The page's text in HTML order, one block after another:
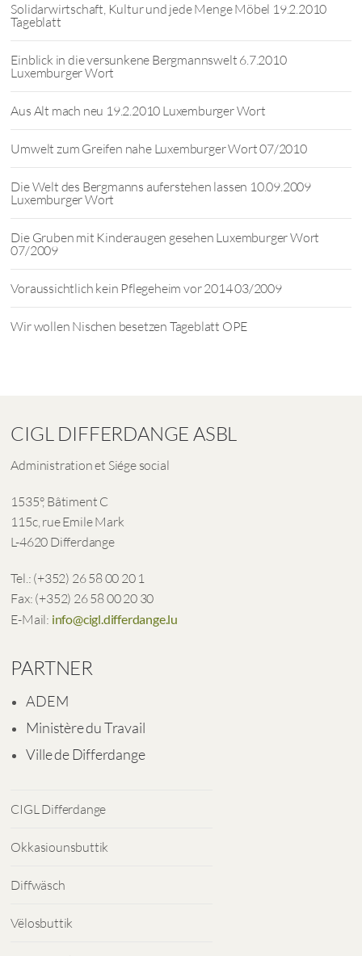
Solidarwirtschaft, Kultur und jede Menge Möbel 19.2.2010
Tageblatt
Einblick in die versunkene Bergmannswelt 6.7.2010
Luxemburger Wort
Aus Alt mach neu 19.2.2010 Luxemburger Wort
Umwelt zum Greifen nahe Luxemburger Wort 07/2010
Die Welt des Bergmanns auferstehen lassen 10.09.2009
Luxemburger Wort
Die Gruben mit Kinderaugen gesehen Luxemburger Wort
07/2009
Voraussichtlich kein Pflegeheim vor 2014 03/2009
Wir wollen Nischen besetzen Tageblatt OPE
CIGL DIFFERDANGE ASBL
Administration et Siége social
1535°, Bâtiment C
115c, rue Emile Mark
L-4620 Differdange
Tel.: (+352) 26 58 00 20 1
Fax: (+352) 26 58 00 20 30
E-Mail: info@cigl.differdange.lu
PARTNER
ADEM
Ministère du Travail
Ville de Differdange
CIGL Differdange
Okkasiounsbuttik
Diffwäsch
Vëlosbuttik